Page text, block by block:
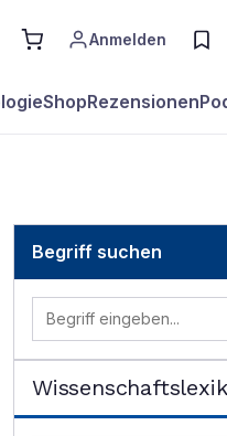
Anmelden
ShopRezensionen
Begriff suchen